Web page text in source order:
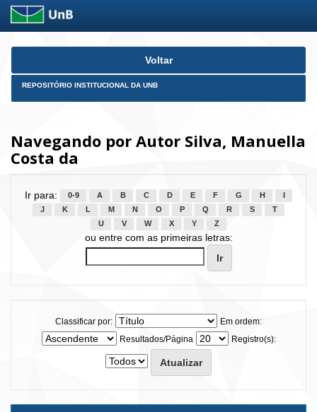
Skip
Voltar
REPOSITÓRIO INSTITUCIONAL DA UNB
Navegando por Autor Silva, Manuella
Costa da
Ir para: 0-9 A B C D E F G H
J
K L M N O P Q R S
T
U
V W X Y Z
ou entre com as primeiras letras:
Classificar por:
Em ordem:
Resultados/Página
Registro(s):